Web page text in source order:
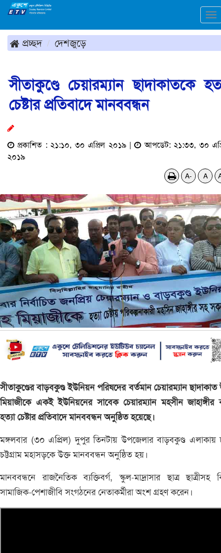
প্রচ্ছদ দেশজুড়ে
সীতাকুণ্ডে চেয়ারম্যান ছাদাকাতকে
চেষ্টার প্রতিবাদে মানববন্ধন
প্রকাশিত : ২১:১০, ৩০ এপ্রিল ২০১৯ |
আপডেট: ২১:৩৩, ৩০
২০১৯
A- A
সীতাকুণ্ডের বাড়বকুণ্ড ইউনিয়ন পরিষদের বর্তমান চেয়ারম্যান ছাদাকাত
মিয়াজীকে একই ইউনিয়নের সাবেক চেয়ারম্যান মহসীন জাহাঙ্গীর
হত্যা চেষ্টার প্রতিবাদে মানববন্ধন অনুষ্ঠিত হয়েছে।
মঙ্গলবার (৩০ এপ্রিল) দুপুর তিনটায় উপজেলার বাড়বকুণ্ড এলাকায়
চট্টগ্রাম মহাসড়কে উক্ত মানববন্ধন অনুষ্ঠিত হয়।
মানববন্ধনে রাজনৈতিক ব্যক্তিবর্গ, স্কুল-মাদ্রাসার ছাত্র ছাত্রীসহ
সামাজিক-পেশাজীবি সংগঠনের নেতাকর্মীরা অংশ গ্রহণ করেন।